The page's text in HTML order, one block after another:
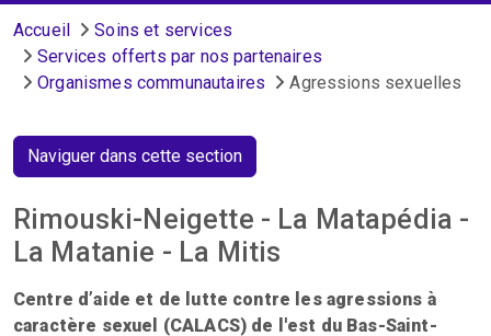
Fil d'Ariane
Accueil
Soins et services
Services offerts par nos partenaires
Organismes communautaires
Agressions sexuelles
Naviguer dans cette section
Rimouski-Neigette - La Matapédia -
La Matanie - La Mitis
Centre d’aide et de lutte contre les agressions à
caractère sexuel (CALACS) de l'est du Bas-Saint-